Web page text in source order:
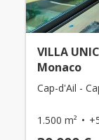
VILLA
Monaco
Cap-d'Ail -
1.500 m²